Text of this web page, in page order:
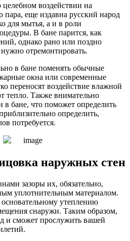
воздействии на
пара, еще издавна русский народ
для мытья, а и в роли
В бане парится, как
однако рано или поздно
отремонтировать.
в бане поменять обычные
окна или современные
переносят воздействие влажной
тепло. Также внимательно
в бане, что поможет определить
определить,
потребуется.
наружных стен
зазоры их, обязательно,
уплотнительным материалом.
утеплению
снаружи. Таким образом,
и сможет прослужить вашей